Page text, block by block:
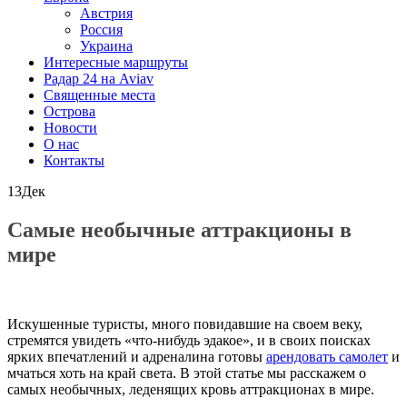
Австрия
Россия
Украина
Интересные маршруты
Радар 24 на Aviav
Священные места
Острова
Новости
О нас
Контакты
13Дек
Самые необычные аттракционы в
мире
Искушенные туристы, много повидавшие на своем веку,
стремятся увидеть «что-нибудь эдакое», и в своих поисках
ярких впечатлений и адреналина готовы арендовать самолет и
мчаться хоть на край света. В этой статье мы расскажем о
самых необычных, леденящих кровь аттракционах в мире.